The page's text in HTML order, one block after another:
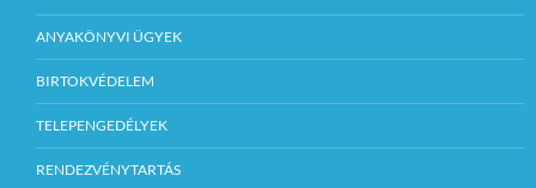
ANYAKÖNYVI ÜGYEK
BIRTOKVÉDELEM
TELEPENGEDÉLYEK
RENDEZVÉNYTARTÁS